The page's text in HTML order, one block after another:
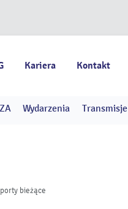
Kariera Kontakt
Wydarzenia Transmisje
bieżące